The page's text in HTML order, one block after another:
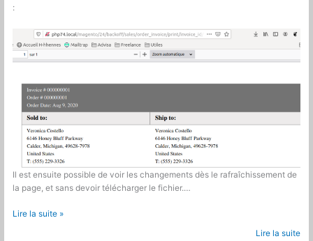
:
Il est ensuite possible de voir les changements dès le rafraîchissement de
la page, et sans devoir télécharger le fichier.…
Magento
Lire la suite »
Lire la suite